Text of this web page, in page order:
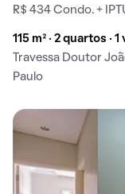
R$ 434 Condo. +
115 m² · 2 quartos · 1
Travessa Doutor
Paulo